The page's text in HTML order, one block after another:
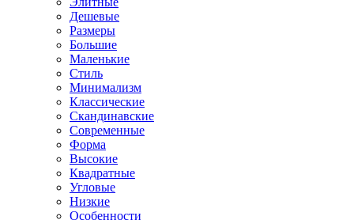
Дешевые
Размеры
Большие
Маленькие
Стиль
Минимализм
Классические
Скандинавские
Современные
Форма
Высокие
Квадратные
Угловые
Низкие
Особенности